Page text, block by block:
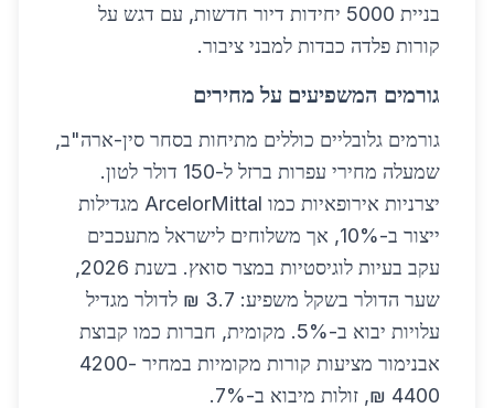
בניית 5000 יחידות דיור חדשות, עם דגש על
קורות פלדה כבדות למבני ציבור.
גורמים המשפיעים על מחירים
גורמים גלובליים כוללים מתיחות בסחר סין-ארה"ב,
שמעלה מחירי עפרות ברזל ל-150 דולר לטון.
יצרניות אירופאיות כמו ArcelorMittal מגדילות
ייצור ב-10%, אך משלוחים לישראל מתעכבים
עקב בעיות לוגיסטיות במצר סואץ. בשנת 2026,
שער הדולר בשקל משפיע: 3.7 ₪ לדולר מגדיל
עלויות יבוא ב-5%. מקומית, חברות כמו קבוצת
אבנימור מציעות קורות מקומיות במחיר 4200-
4400 ₪, זולות מיבוא ב-7%.